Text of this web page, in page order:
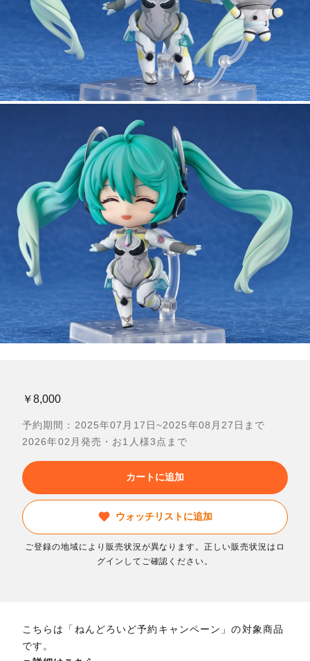
￥8,000
予約期間：2025年07月17日~2025年08月27日まで
2026年02月発売・お1人様3点まで
カートに追加
ウォッチリストに追加
ご登録の地域により販売状況が異なります。正しい販売状況はロ
グインしてご確認ください。
こちらは「ねんどろいど予約キャンペーン」の対象商品
です。